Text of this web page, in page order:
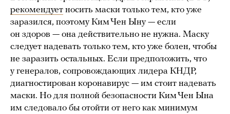
рекомендует носить маски только тем, кто уже
заразился, поэтому Ким Чен Ыну — если
он здоров — она действительно не нужна. Маску
следует надевать только тем, кто уже болен, чтобы
не заразить остальных. Если предположить, что
у генералов, сопровождающих лидера КНДР,
диагностирован коронавирус — им стоит надевать
маски. Но для полной безопасности Ким Чен Ына
им следовало бы отойти от него как минимум